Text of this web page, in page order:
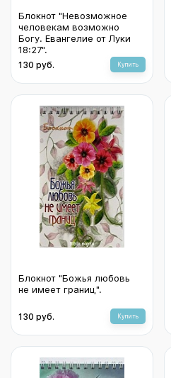
Блокнот "Невозможное
человекам возможно
Богу. Евангелие от Луки
18:27".
130 руб. Купить
Блокнот "Божья любовь
не имеет границ".
130 руб. Купить